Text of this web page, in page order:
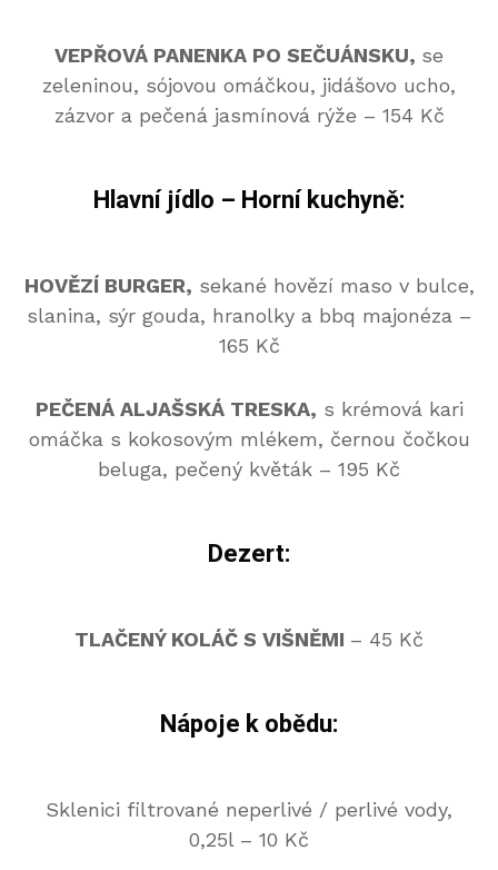
VEPŘOVÁ PANENKA PO SEČUÁNSKU, se
zeleninou, sójovou omáčkou, jidášovo ucho,
zázvor a pečená jasmínová rýže – 154 Kč
Hlavní jídlo – Horní kuchyně:
HOVĚZÍ BURGER, sekané hovězí maso v bulce,
slanina, sýr gouda, hranolky a bbq majonéza –
165 Kč
PEČENÁ ALJAŠSKÁ TRESKA, s krémová kari
omáčka s kokosovým mlékem, černou čočkou
beluga, pečený květák – 195 Kč
Dezert:
TLAČENÝ KOLÁČ S VIŠNĚMI – 45 Kč
Nápoje k obědu:
Sklenici filtrované neperlivé / perlivé vody,
0,25l – 10 Kč